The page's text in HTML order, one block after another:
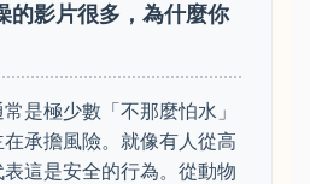
的影片很多，為什麼你
是極少數「不那麼怕水」
承擔風險。就像有人從高
這是安全的行為。從動物